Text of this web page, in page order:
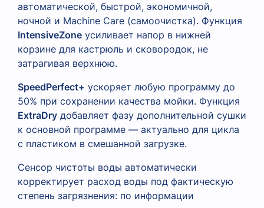
автоматической, быстрой, экономичной,
ночной и Machine Care (самоочистка). Функция
IntensiveZone усиливает напор в нижней
корзине для кастрюль и сковородок, не
затрагивая верхнюю.
SpeedPerfect+ ускоряет любую программу до
50% при сохранении качества мойки. Функция
ExtraDry добавляет фазу дополнительной сушки
к основной программе — актуально для цикла
с пластиком в смешанной загрузке.
Сенсор чистоты воды автоматически
корректирует расход воды под фактическую
степень загрязнения: по информации